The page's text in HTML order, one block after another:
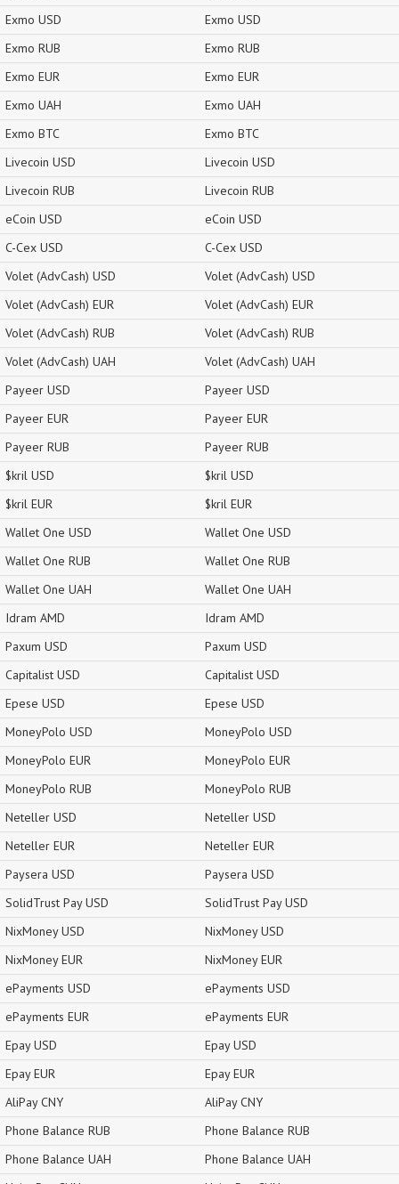
Exmo USD
Exmo RUB
Exmo EUR
Exmo UAH
Exmo BTC
Livecoin USD
Livecoin RUB
eCoin USD
C-Cex USD
Volet (AdvCash) USD
Volet (AdvCash) EUR
Volet (AdvCash) RUB
Volet (AdvCash) UAH
Payeer USD
Payeer EUR
Payeer RUB
$kril USD
$kril EUR
Wallet One USD
Wallet One RUB
Wallet One UAH
Idram AMD
Paxum USD
Capitalist USD
Epese USD
MoneyPolo USD
MoneyPolo EUR
MoneyPolo RUB
Neteller USD
Neteller EUR
Paysera USD
SolidTrust Pay USD
NixMoney USD
NixMoney EUR
ePayments USD
ePayments EUR
Epay USD
Epay EUR
AliPay CNY
Phone Balance RUB
Phone Balance UAH
Exmo USD
Exmo RUB
Exmo EUR
Exmo UAH
Exmo BTC
Livecoin USD
Livecoin RUB
eCoin USD
C-Cex USD
Volet (AdvCash) USD
Volet (AdvCash) EUR
Volet (AdvCash) RUB
Volet (AdvCash) UAH
Payeer USD
Payeer EUR
Payeer RUB
$kril USD
$kril EUR
Wallet One USD
Wallet One RUB
Wallet One UAH
Idram AMD
Paxum USD
Capitalist USD
Epese USD
MoneyPolo USD
MoneyPolo EUR
MoneyPolo RUB
Neteller USD
Neteller EUR
Paysera USD
SolidTrust Pay USD
NixMoney USD
NixMoney EUR
ePayments USD
ePayments EUR
Epay USD
Epay EUR
AliPay CNY
Phone Balance RUB
Phone Balance UAH